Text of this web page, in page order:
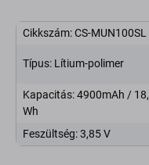
Cikkszám: CS-MUN100SL
Típus: Lítium-polimer
Kapacitás: 4900mAh /
Wh
Feszültség: 3,85 V